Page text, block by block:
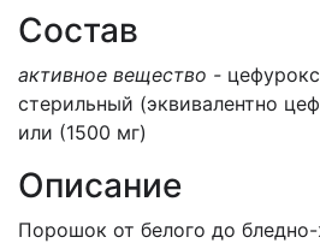
Состав
активное вещество -
стерильный (эквивалентно
или (1500 мг)
Описание
Порошок от белого до